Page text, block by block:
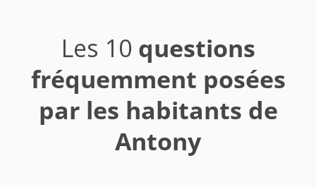
Les 10 questions
fréquemment posées
par les habitants de
Antony